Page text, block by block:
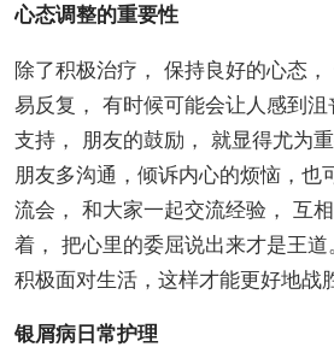
心态调整的重要性
除了积极治疗， 保持良好的心态
易反复， 有时候可能会让人感到
支持， 朋友的鼓励， 就显得尤为
朋友多沟通，倾诉内心的烦恼，也
流会， 和大家一起交流经验， 互
着， 把心里的委屈说出来才是王道
积极面对生活，这样才能更好地战
银屑病日常护理